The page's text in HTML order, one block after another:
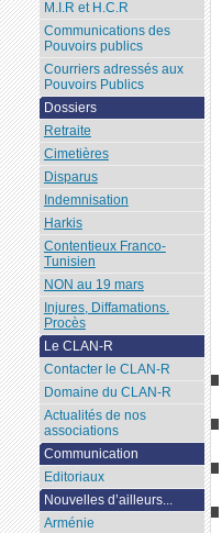
M.I.R et H.C.R
Communications des
Pouvoirs publics
Courriers adressés aux
Pouvoirs Publics
Dossiers
Retraite
Cimetières
Disparus
Indemnisation
Harkis
Contentieux Franco-
Tunisien
NON au 19 mars
Injures, Diffamations.
Procès
Le CLAN-R
Contacter le CLAN-R
Domaine du CLAN-R
Actualités de nos
associations
Communication
Editoriaux
Nouvelles d’ailleurs...
Arménie